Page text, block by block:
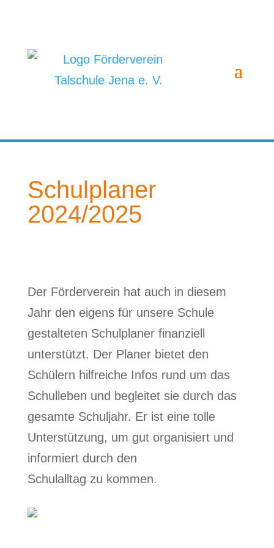
Schulplaner
2024/2025
Der Förderverein hat auch in diesem
Jahr den eigens für unsere Schule
gestalteten Schulplaner finanziell
unterstützt. Der Planer bietet den
Schülern hilfreiche Infos rund um das
Schulleben und begleitet sie durch das
gesamte Schuljahr. Er ist eine tolle
Unterstützung, um gut organisiert und
informiert durch den
Schulalltag zu kommen.